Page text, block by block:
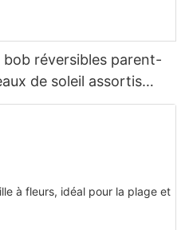
bob réversibles parent-
de soleil assortis
pour les vacances